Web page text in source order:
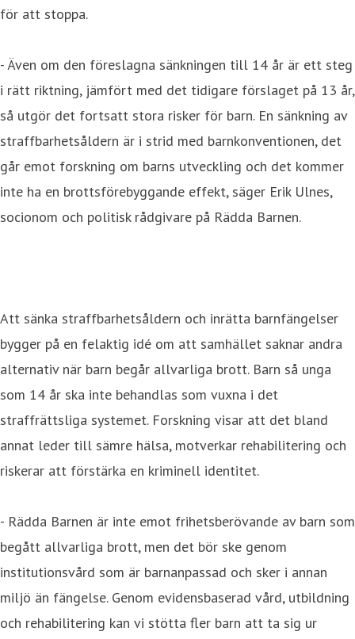
för att stoppa.
- Även om den föreslagna sänkningen till 14 år är ett steg
i rätt riktning, jämfört med det tidigare förslaget på 13 år,
så utgör det fortsatt stora risker för barn. En sänkning av
straffbarhetsåldern är i strid med barnkonventionen, det
går emot forskning om barns utveckling och det kommer
inte ha en brottsförebyggande effekt, säger Erik Ulnes,
socionom och politisk rådgivare på Rädda Barnen.
Att sänka straffbarhetsåldern och inrätta barnfängelser
bygger på en felaktig idé om att samhället saknar andra
alternativ när barn begår allvarliga brott. Barn så unga
som 14 år ska inte behandlas som vuxna i det
straffrättsliga systemet. Forskning visar att det bland
annat leder till sämre hälsa, motverkar rehabilitering och
riskerar att förstärka en kriminell identitet.
- Rädda Barnen är inte emot frihetsberövande av barn som
begått allvarliga brott, men det bör ske genom
institutionsvård som är barnanpassad och sker i annan
miljö än fängelse. Genom evidensbaserad vård, utbildning
och rehabilitering kan vi stötta fler barn att ta sig ur